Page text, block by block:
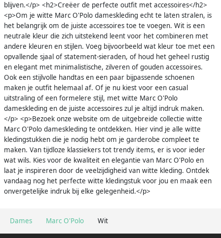
Dames Marc O'Polo Wit
blijven.</p> <h2>Creëer de perfecte outfit met accessoires</h2>
<p>Om je witte Marc O'Polo dameskleding echt te laten stralen, is
het belangrijk om de juiste accessoires toe te voegen. Wit is een
neutrale kleur die zich uitstekend leent voor het combineren met
andere kleuren en stijlen. Voeg bijvoorbeeld wat kleur toe met een
opvallende sjaal of statement-sieraden, of houd het geheel rustig
en elegant met minimalistische, zilveren of gouden accessoires.
Ook een stijlvolle handtas en een paar bijpassende schoenen
maken je outfit helemaal af. Of je nu kiest voor een casual
uitstraling of een formelere stijl, met witte Marc O'Polo
dameskleding en de juiste accessoires zul je altijd indruk maken.
</p> <p>Bezoek onze website om de uitgebreide collectie witte
Marc O'Polo dameskleding te ontdekken. Hier vind je alle witte
kledingstukken die je nodig hebt om je garderobe compleet te
maken. Van tijdloze klassiekers tot trendy items, er is voor ieder
wat wils. Kies voor de kwaliteit en elegantie van Marc O'Polo en
laat je inspireren door de veelzijdigheid van witte kleding. Ontdek
vandaag nog het perfecte witte kledingstuk voor jou en maak een
onvergetelijke indruk bij elke gelegenheid.</p>